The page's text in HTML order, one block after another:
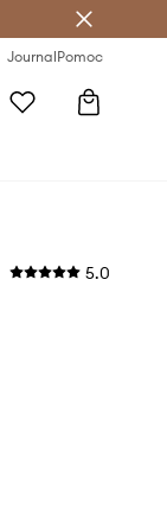
JournalPomoc
5.0